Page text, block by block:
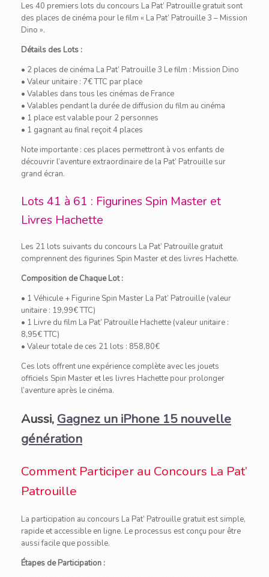
Les 40 premiers lots du concours La Pat’ Patrouille gratuit sont
des places de cinéma pour le film « La Pat’ Patrouille 3 – Mission
Dino ».
Détails des Lots :
• 2 places de cinéma La Pat’ Patrouille 3 Le film : Mission Dino
• Valeur unitaire : 7€ TTC par place
• Valables dans tous les cinémas de France
• Valables pendant la durée de diffusion du film au cinéma
• 1 place est valable pour 2 personnes
• 1 gagnant au final reçoit 4 places
Note importante : ces places permettront à vos enfants de
découvrir l’aventure extraordinaire de la Pat’ Patrouille sur
grand écran.
Lots 41 à 61 : Figurines Spin Master et
Livres Hachette
Les 21 lots suivants du concours La Pat’ Patrouille gratuit
comprennent des figurines Spin Master et des livres Hachette.
Composition de Chaque Lot :
• 1 Véhicule + Figurine Spin Master La Pat’ Patrouille (valeur
unitaire : 19,99€ TTC)
• 1 Livre du film La Pat’ Patrouille Hachette (valeur unitaire :
8,95€ TTC)
• Valeur totale de ces 21 lots : 858,80€
Ces lots offrent une expérience complète avec les jouets
officiels Spin Master et les livres Hachette pour prolonger
l’aventure après le cinéma.
Aussi, Gagnez un iPhone 15 nouvelle
génération
Comment Participer au Concours La Pat’
Patrouille
La participation au concours La Pat’ Patrouille gratuit est simple,
rapide et accessible en ligne. Le processus est conçu pour être
aussi facile que possible.
Étapes de Participation :